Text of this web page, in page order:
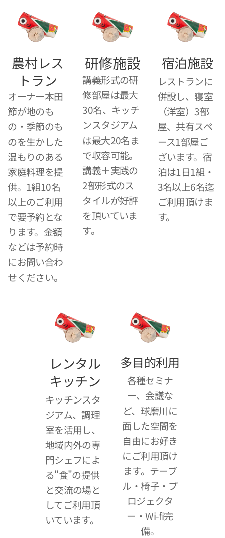
農村レス
トラン
オーナー本田
節が地のも
の・季節のも
のを生かした
温もりのある
家庭料理を提
供。1組10名
以上のご利用
で要予約とな
ります。金額
などは予約時
にお問い合わ
せください。
研修施設
講義形式の研
修部屋は最大
30名、キッチ
ンスタジアム
は最大20名ま
で収容可能。
講義＋実践の
2部形式のス
タイルが好評
を頂いていま
す。
宿泊施設
レストランに
併設し、寝室
（洋室）3部
屋、共有スペ
ース1部屋ご
ざいます。宿
泊は1日1組・
3名以上6名迄
ご利用頂けま
す。
レンタル
キッチン
キッチンスタ
ジアム、調理
室を活用し、
地域内外の専
門シェフによ
る"食"の提供
と交流の場と
してご利用頂
いています。
多目的利用
各種セミナ
ー、会議な
ど、球磨川に
面した空間を
自由にお好き
にご利用頂け
ます。テーブ
ル・椅子・プ
ロジェクタ
ー・Wi-fi完
備。